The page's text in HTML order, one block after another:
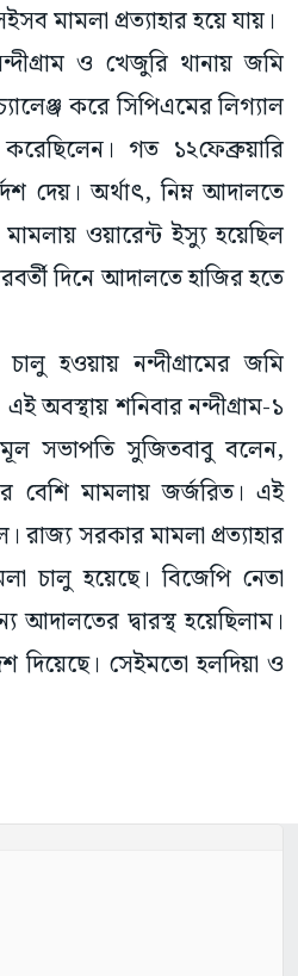
মামলা প্রত্যাহার হয়ে যায়।
ও খেজুরি থানায় জমি
করে সিপিএমের লিগ্যাল
গত ১২ফেব্রুয়ারি
দেয়। অর্থাৎ, নিম্ন আদালতে
ওয়ারেন্ট ইস্যু হয়েছিল
দিনে আদালতে হাজির হতে
হওয়ায় নন্দীগ্রামের জমি
অবস্থায় শনিবার নন্দীগ্রাম-১
সভাপতি সুজিতবাবু বলেন,
বেশি মামলায় জর্জরিত। এই
রাজ্য সরকার মামলা প্রত্যাহার
চালু হয়েছে। বিজেপি নেতা
দ্বারস্থ হয়েছিলাম।
দিয়েছে। সেইমতো হলদিয়া ও